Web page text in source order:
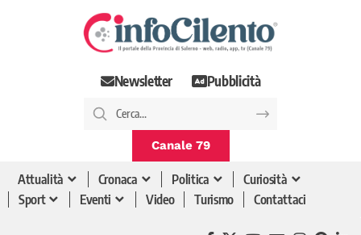
Newsletter Pubblicità
Canale 79
Attualità Cronaca Politica
Curiosità
Sport
Eventi Video Turismo Contattaci